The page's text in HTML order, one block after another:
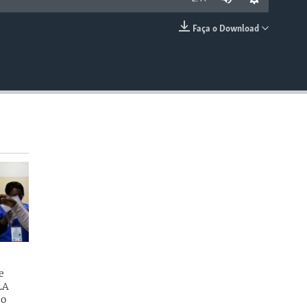
Faça o Download